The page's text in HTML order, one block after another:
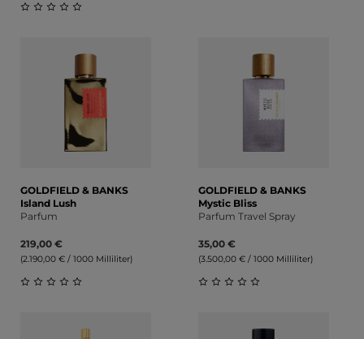
GOLDFIELD & BANKS
Island Lush
Parfum
219,00 €
(2.190,00 € / 1000 Milliliter)
GOLDFIELD & BANKS
Mystic Bliss
Parfum Travel Spray
35,00 €
(3.500,00 € / 1000 Milliliter)